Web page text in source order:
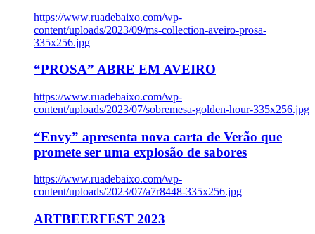
https://www.ruadebaixo.com/wp-
content/uploads/2023/09/ms-collection-aveiro-prosa-
335x256.jpg
“PROSA” ABRE EM AVEIRO
https://www.ruadebaixo.com/wp-
content/uploads/2023/07/sobremesa-golden-hour-335x256.jpg
“Envy” apresenta nova carta de Verão que
promete ser uma explosão de sabores
https://www.ruadebaixo.com/wp-
content/uploads/2023/07/a7r8448-335x256.jpg
ARTBEERFEST 2023